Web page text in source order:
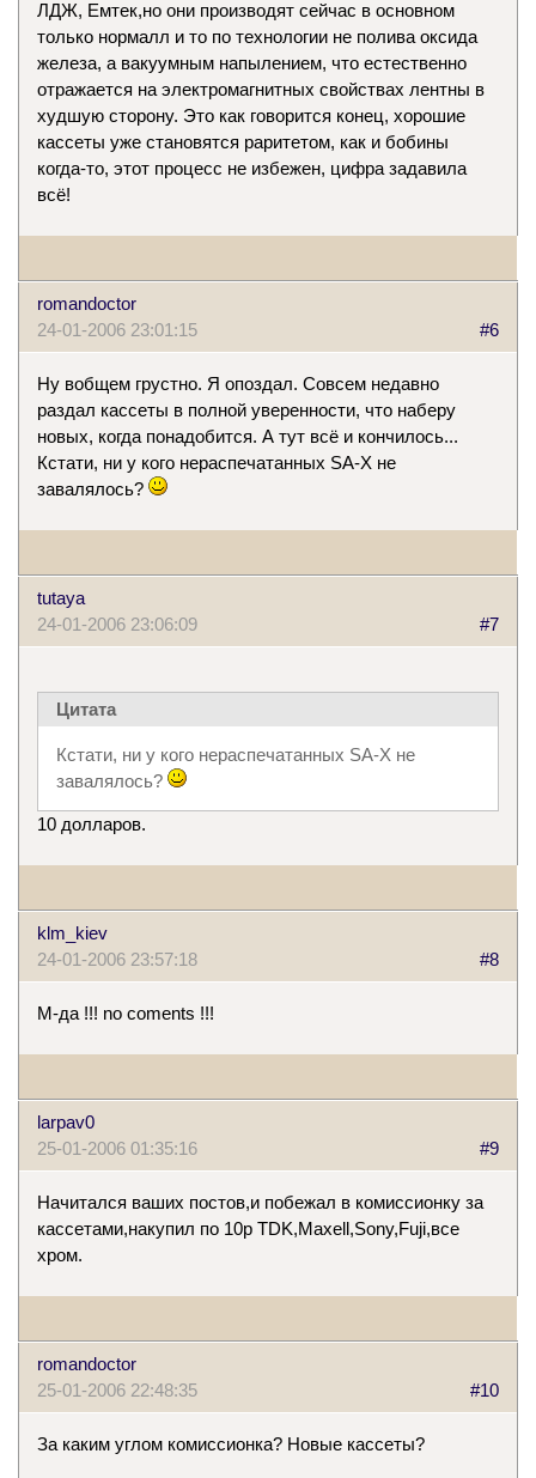
ЛДЖ, Емтек,но они производят сейчас в основном
только нормалл и то по технологии не полива оксида
железа, а вакуумным напылением, что естественно
отражается на электромагнитных свойствах лентны в
худшую сторону. Это как говорится конец, хорошие
кассеты уже становятся раритетом, как и бобины
когда-то, этот процесс не избежен, цифра задавила
всё!
romandoctor
#6
24-01-2006 23:01:15
Ну вобщем грустно. Я опоздал. Совсем недавно
раздал кассеты в полной уверенности, что наберу
новых, когда понадобится. А тут всё и кончилось...
Кстати, ни у кого нераспечатанных SA-X не
завалялось?
tutaya
#7
24-01-2006 23:06:09
Цитата
Кстати, ни у кого нераспечатанных SA-X не
завалялось?
10 долларов.
klm_kiev
#8
24-01-2006 23:57:18
М-да !!! no coments !!!
larpav0
#9
25-01-2006 01:35:16
Начитался ваших постов,и побежал в комиссионку за
кассетами,накупил по 10р TDK,Maxell,Sony,Fuji,все
хром.
romandoctor
#10
25-01-2006 22:48:35
За каким углом комиссионка? Новые кассеты?